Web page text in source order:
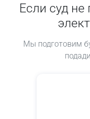
Если суд
Мы подготовим